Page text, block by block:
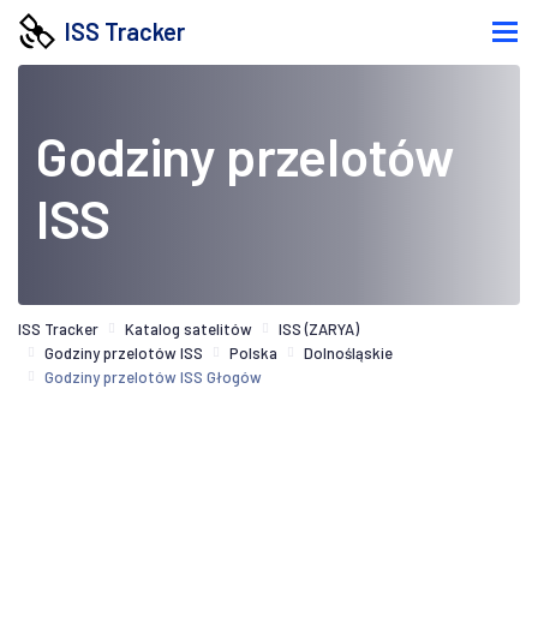
ISS Tracker
Godziny przelotów
ISS
ISS Tracker Katalog satelitów
ISS (ZARYA)
Godziny przelotów ISS
Polska
Dolnośląskie
Godziny przelotów ISS Głogów